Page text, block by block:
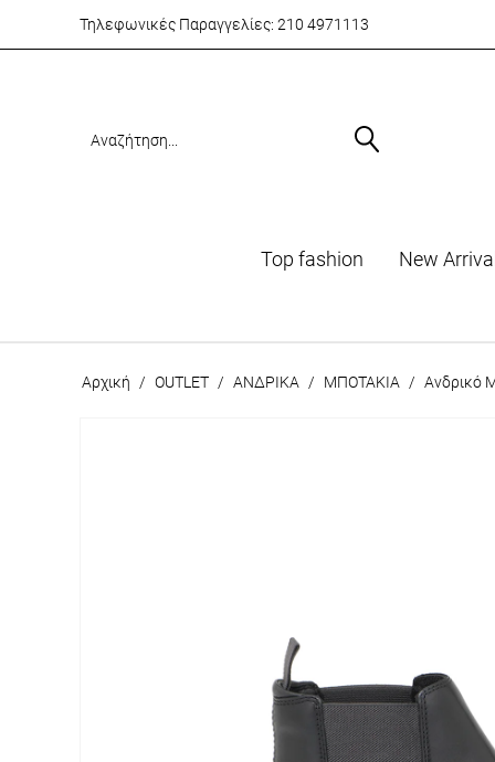
Τηλεφωνικές Παραγγελίες: 210 4971113
Top fashion Νew
Αρχική / OUTLET / ΑΝΔΡΙΚΑ / ΜΠΟΤΑΚΙΑ / Ανδρικό